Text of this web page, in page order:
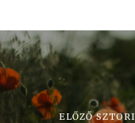
ELŐZŐ SZTORI